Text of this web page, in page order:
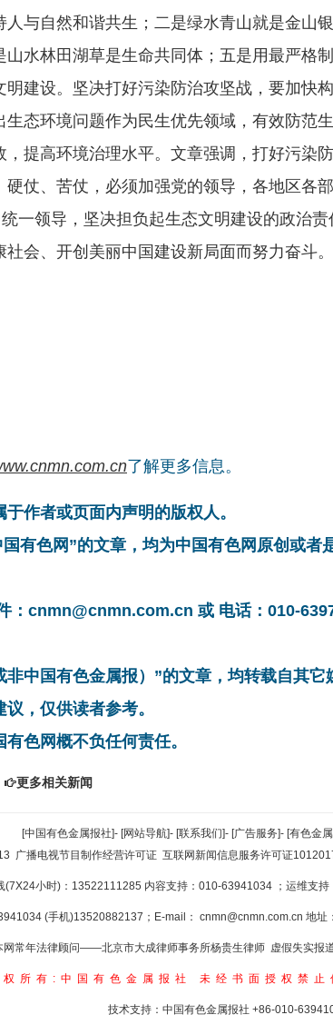
与自然和谐共生；二是绿水青山就是金山
水林田湖草是生命共同体；五是用最严格
建设。坚决打好污染防治攻坚战，要加快
态环境问题作为民生优先领域，有效防范
提高环境治理水平。文章强调，打好污染
仗、苦仗，必须加强党的领导，各地区各
一领导，坚决担负起生态文明建设的政治
会、开创美丽中国建设新局面而努力奋斗。
了解更多信息。
作者或页面内声明的版权人。
有色网”的文章，均为中国有色网原创或者
：cnmn@cnmn.com.cn 或 电话：010-
中国有色金属报）”的文章，均转载自其它
，仅供读者参考。
色网概不负任何责任。
更多相关新闻
[中国有色金属报社]- [网站导航]- [联系我们]- [广告服务]- [有色金
广播电视节目制作经营许可证 互联网新闻信息服务许可证
(7X24小时)：13522111285 内容支持：010-63941034 ；运维支
(手机)13520882137；E-mail： cnmn@cnmn.com.cn 地址
网常年法律顾问——北京市大成律师事务所杨贵生律师 虚假失实报
权所有:中国有色金属报社 未经书面授权禁
技术支持：中国有色金属报社 +86-010-